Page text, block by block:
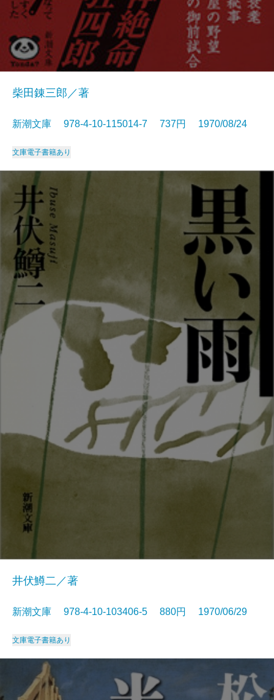
柴田錬三郎／著
新潮文庫 978-4-10-115014-7 737円 1970/08/24
文庫電子書籍あり
井伏鱒二／著
新潮文庫 978-4-10-103406-5 880円 1970/06/29
文庫電子書籍あり